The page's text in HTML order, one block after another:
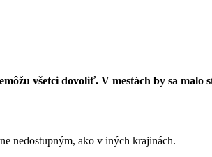
všetci dovoliť. V mestách by sa malo
nedostupným, ako v iných krajinách.